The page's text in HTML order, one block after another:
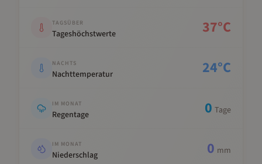
TAGSÜBER
Tageshöchstwerte 37°C
NACHTS
Nachttemperatur 24°C
IM MONAT
Regentage 0 Tage
IM MONAT
Niederschlag 0 mm